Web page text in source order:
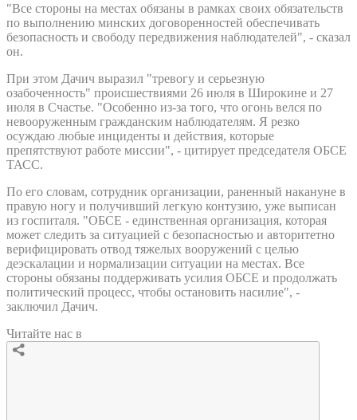
"Все стороны на местах обязаны в рамках своих обязательств
по выполнению минских договоренностей обеспечивать
безопасность и свободу передвижения наблюдателей", - сказал
он.
При этом Дачич выразил "тревогу и серьезную
озабоченность" происшествиями 26 июля в Широкине и 27
июля в Счастье. "Особенно из-за того, что огонь велся по
невооруженным гражданским наблюдателям. Я резко
осуждаю любые инциденты и действия, которые
препятствуют работе миссии", - цитирует председателя ОБСЕ
ТАСС.
По его словам, сотрудник организации, раненный накануне в
правую ногу и получивший легкую контузию, уже выписан
из госпиталя. "ОБСЕ - единственная организация, которая
может следить за ситуацией с безопасностью и авторитетно
верифицировать отвод тяжелых вооружений с целью
деэскалации и нормализации ситуации на местах. Все
стороны обязаны поддерживать усилия ОБСЕ и продолжать
политический процесс, чтобы остановить насилие", -
заключил Дачич.
Читайте нас в